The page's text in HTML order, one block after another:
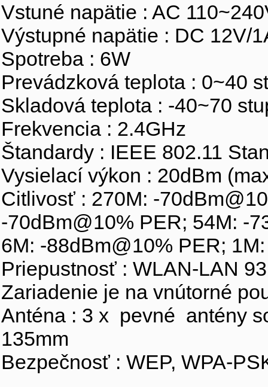
Vstuné napätie : AC
Výstupné napätie : DC 12V/
Spotreba : 6W
Prevádzková teplota : 0~40
Skladová teplota : -40~70
Frekvencia : 2.4GHz
Štandardy : IEEE 802.11
Vysielací výkon : 20dBm
Citlivosť : 270M: -
-70dBm@10% PER; 54M: -
6M: -88dBm@10% PER;
Priepustnosť : WLAN-LAN
Zariadenie je na vnútorné
Anténa : 3 x pevné antény
135mm
Bezpečnosť : WEP, WPA-